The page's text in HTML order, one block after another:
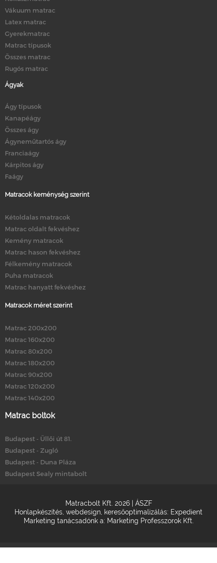
Vákuum matrac
Latex matrac
Gyerekmatrac
Matrac típusok
Összes matrac
Rugós matrac
Ágyak
Ágy típusok
Kanapéágy
Összes ágy
Ágyneműtartós ágy
Franciaágy
Kárpitos ágy
Faágy
Matracok keménység szerint
Kétoldalas matracok
Matrac oldalt fekvéshez
Kemény matracok
Matrac hason fekvéshez
Félkemény matracok
Puha matracok
Matrac hanyatt fekvéshez
Matracok méret szerint
Matrac 200x200
Matrac 160x200
Matrac 80x200
Matrac 180x200
Matrac 90x200
Matrac 120x200
Matrac 140x200
Matrac boltok
Budapest - Üllői út 81.
Budapest - Zugló
Budapest - Duna Pláza
Budapest Sealy mintabolt
Matracbolt Kft. 2026 | ÁSZF
Honlapkészítés webdesign keresőoptimalizálás: Expedient
Marketing tanácsadónk a: Marketing Professzorok Kft.